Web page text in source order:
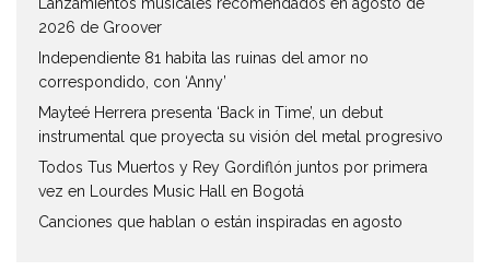
2026 de Groover
Independiente 81 habita las ruinas del amor no
correspondido, con ‘Anny’
Mayteé Herrera presenta ‘Back in Time’, un debut
instrumental que proyecta su visión del metal progresivo
Todos Tus Muertos y Rey Gordiflón juntos por primera
vez en Lourdes Music Hall en Bogotá
Canciones que hablan o están inspiradas en agosto